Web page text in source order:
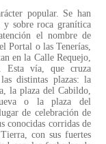
popular. Se han
y sobre roca granítica
el nombre de
Portal o las Tenerías,
en la Calle Requejo,
Esta vía, que cruza
distintas plazas: la
la plaza del Cabildo,
o la plaza del
de celebración de
conocidas corridas de
con sus fuertes